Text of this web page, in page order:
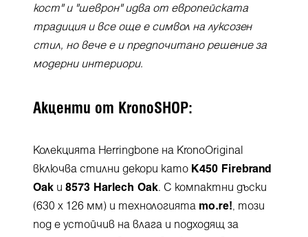
кост" и "шеврон" идва от европейската
традиция и все още е символ на луксозен
стил, но вече е и предпочитано решение за
модерни интериори.
Акценти от KronoSHOP:
Колекцията Herringbone на KronoOriginal
включва стилни декори като K450 Firebrand
Oak и 8573 Harlech Oak. С компактни дъски
(630 x 126 мм) и технологията mo.re! , този
под е устойчив на влага и подходящ за